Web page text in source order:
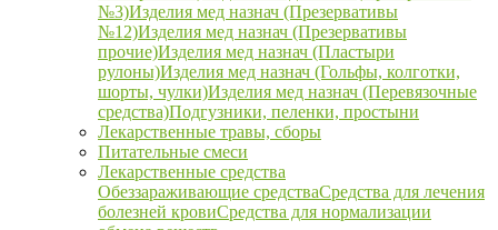
№3)Изделия мед назнач (Презервативы
№12)Изделия мед назнач (Презервативы
прочие)Изделия мед назнач (Пластыри
рулоны)Изделия мед назнач (Гольфы, колготки,
шорты, чулки)Изделия мед назнач (Перевязочные
средства)Подгузники, пеленки, простыни
Лекарственные травы, сборы
Питательные смеси
Лекарственные средства
Обеззараживающие средстваСредства для лечения
болезней кровиСредства для нормализации